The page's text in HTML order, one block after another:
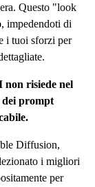
Questo "look
, impedendoti di
i tuoi sforzi per
non risiede nel
dei prompt
Diffusion,
i migliori
per